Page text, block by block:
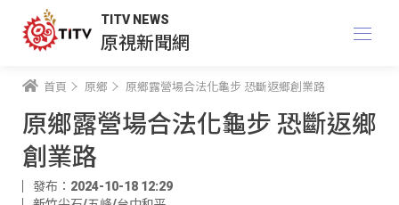
TITV NEWS
原視新聞網
首頁 原鄉 原鄉露營場合法化龜步 恐斷返鄉創業路
原鄉露營場合法化龜步 恐斷返鄉
創業路
發布：2024-10-18 12:29